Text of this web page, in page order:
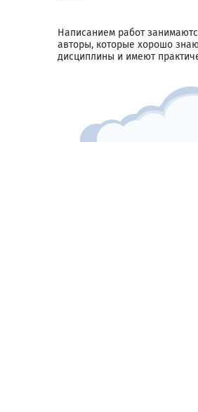
Написанием работ
авторы, которые хорошо
дисциплины и имеют